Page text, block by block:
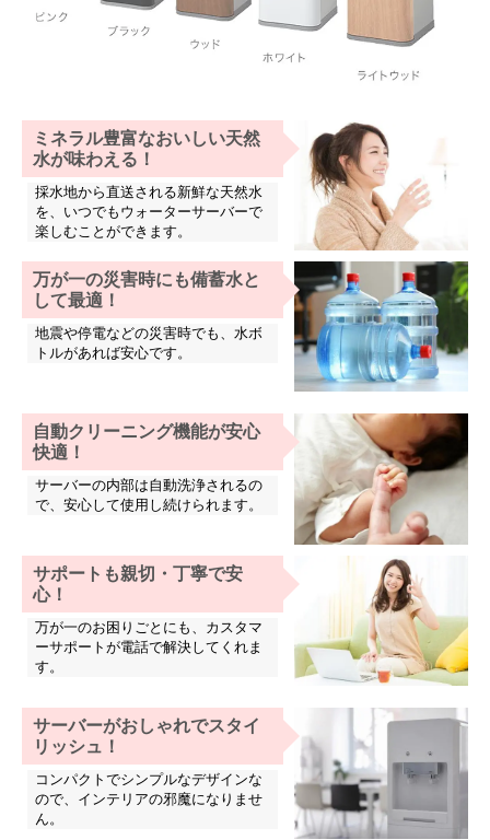
ミネラル豊富なおいしい天然
水が味わえる！
採水地から直送される新鮮な天然水
を、いつでもウォーターサーバーで
楽しむことができます。
万が一の災害時にも備蓄水と
して最適！
地震や停電などの災害時でも、水ボ
トルがあれば安心です。
自動クリーニング機能が安心
快適！
サーバーの内部は自動洗浄されるの
で、安心して使用し続けられます。
サポートも親切・丁寧で安
心！
万が一のお困りごとにも、カスタマ
ーサポートが電話で解決してくれま
す。
サーバーがおしゃれでスタイ
リッシュ！
コンパクトでシンプルなデザインな
ので、インテリアの邪魔になりませ
ん。